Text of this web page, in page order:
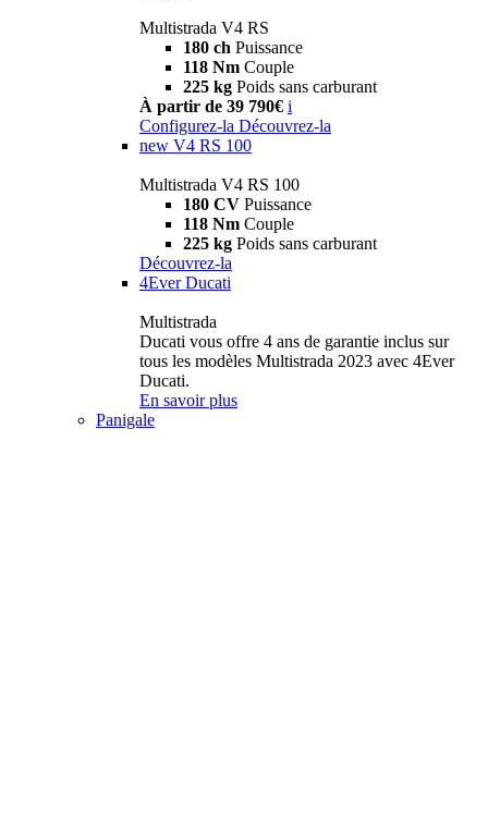
Multistrada V4 RS
180 ch Puissance
118 Nm Couple
225 kg Poids sans carburant
À partir de 39 790€ i
Configurez-la Découvrez-la
new V4 RS 100
Multistrada V4 RS 100
180 CV Puissance
118 Nm Couple
225 kg Poids sans carburant
Découvrez-la
4Ever Ducati
Multistrada
Ducati vous offre 4 ans de garantie inclus sur
tous les modèles Multistrada 2023 avec 4Ever
Ducati.
En savoir plus
Panigale